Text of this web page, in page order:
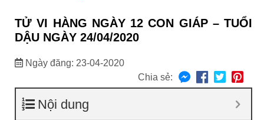
TỬ VI HÀNG NGÀY 12 CON GIÁP – TUỔI
DẬU NGÀY 24/04/2020
Ngày đăng: 23-04-2020
Chia sẻ:
Nội dung